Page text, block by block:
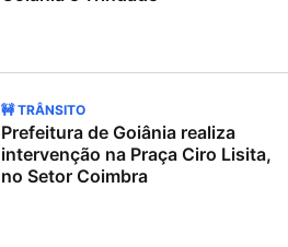
🚧 TRÂNSITO
Prefeitura de Goiânia realiza
intervenção na Praça Ciro Lisita,
no Setor Coimbra